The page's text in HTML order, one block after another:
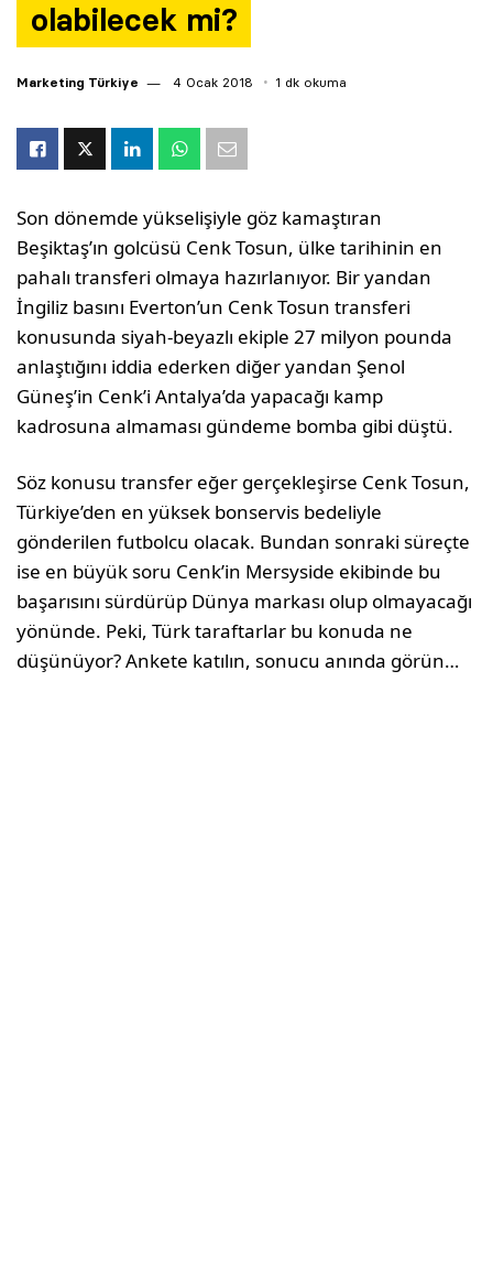
olabilecek mi?
Marketing Türkiye 4 Ocak 2018 1 dk okuma
Son dönemde yükselişiyle göz kamaştıran
Beşiktaş’ın golcüsü Cenk Tosun, ülke tarihinin en
pahalı transferi olmaya hazırlanıyor. Bir yandan
İngiliz basını Everton’un Cenk Tosun transferi
konusunda siyah-beyazlı ekiple 27 milyon pounda
anlaştığını iddia ederken diğer yandan Şenol
Güneş’in Cenk’i Antalya’da yapacağı kamp
kadrosuna almaması gündeme bomba gibi düştü.
Söz konusu transfer eğer gerçekleşirse Cenk Tosun,
Türkiye’den en yüksek bonservis bedeliyle
gönderilen futbolcu olacak. Bundan sonraki süreçte
ise en büyük soru Cenk’in Mersyside ekibinde bu
başarısını sürdürüp Dünya markası olup olmayacağı
yönünde. Peki, Türk taraftarlar bu konuda ne
düşünüyor? Ankete katılın, sonucu anında görün…